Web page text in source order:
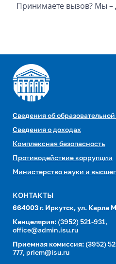
Принимаете вызов? Мы –
Сведения об
Сведения о доходах
Комплексная безопасность
Противодействие коррупции
Министерство науки и
КОНТАКТЫ
664003 г. Иркутск, ул. Карла
Канцелярия: (3952) 521-931,
office@admin.isu.ru
Приемная комиссия: (3952)
777, priem@isu.ru